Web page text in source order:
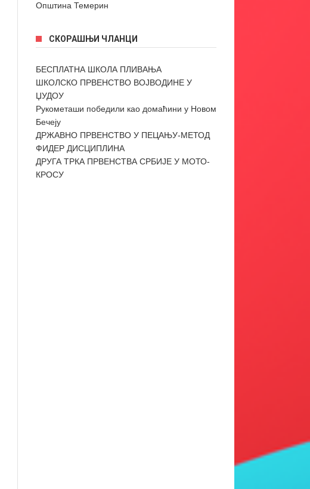
Општина Темерин
СКОРАШЊИ ЧЛАНЦИ
БЕСПЛАТНА ШКОЛА ПЛИВАЊА
ШКОЛСКО ПРВЕНСТВО ВОЈВОДИНЕ У
ЏУДОУ
Рукометаши победили као домаћини у Новом
Бечеју
ДРЖАВНО ПРВЕНСТВО У ПЕЦАЊУ-МЕТОД
ФИДЕР ДИСЦИПЛИНА
ДРУГА ТРКА ПРВЕНСТВА СРБИЈЕ У МОТО-
КРОСУ